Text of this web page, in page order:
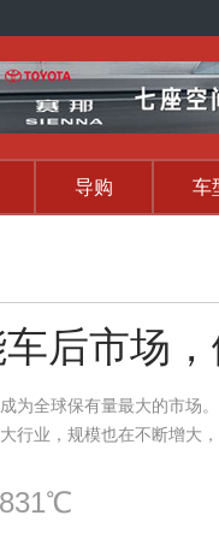
导购 车
后市场
为全球保有量最大的市场
行业，规模也在不断增大